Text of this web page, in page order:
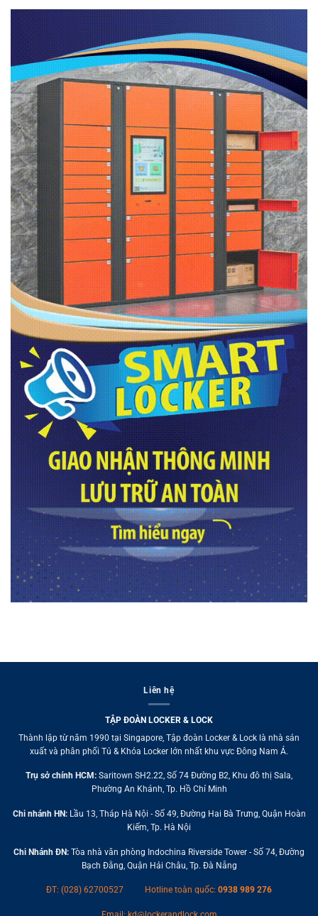
Liên hệ
TẬP ĐOÀN LOCKER & LOCK
Thành lập từ năm 1990 tại Singapore, Tập đoàn Locker & Lock là nhà sản
xuất và phân phối Tủ & Khóa Locker lớn nhất khu vực Đông Nam Á.
Trụ sở chính HCM: Saritown SH2.22, Số 74 Đường B2, Khu đô thị Sala,
Phường An Khánh, Tp. Hồ Chí Minh
Chi nhánh HN:Lầu 13, Tháp Hà Nội - Số 49, Đường Hai Bà Trưng, Quận Hoàn
Kiếm, Tp. Hà Nội
Chi Nhánh ĐN: Tòa nhà văn phòng Indochina Riverside Tower - Số 74, Đường
Bạch Đằng, Quận Hải Châu, Tp. Đà Nẵng
ĐT: (028) 62700527 Hotline toàn quốc: 0938 989 276